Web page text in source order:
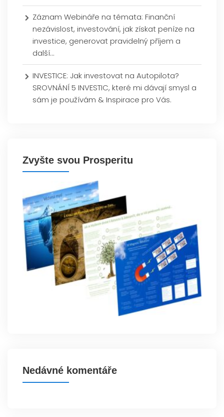
Záznam Webináře na témata: Finanční
nezávislost, investování, jak získat peníze na
investice, generovat pravidelný příjem a
další…
INVESTICE: Jak investovat na Autopilota?
SROVNÁNÍ 5 INVESTIC, které mi dávají smysl a
sám je používám & Inspirace pro Vás.
Zvyšte svou Prosperitu
Nedávné komentáře